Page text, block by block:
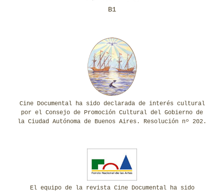
B1
Cine Documental ha sido declarada de interés cultural
por el Consejo de Promoción Cultural del Gobierno de
la Ciudad Autónoma de Buenos Aires. Resolución nº 202.
El equipo de la revista Cine Documental ha sido